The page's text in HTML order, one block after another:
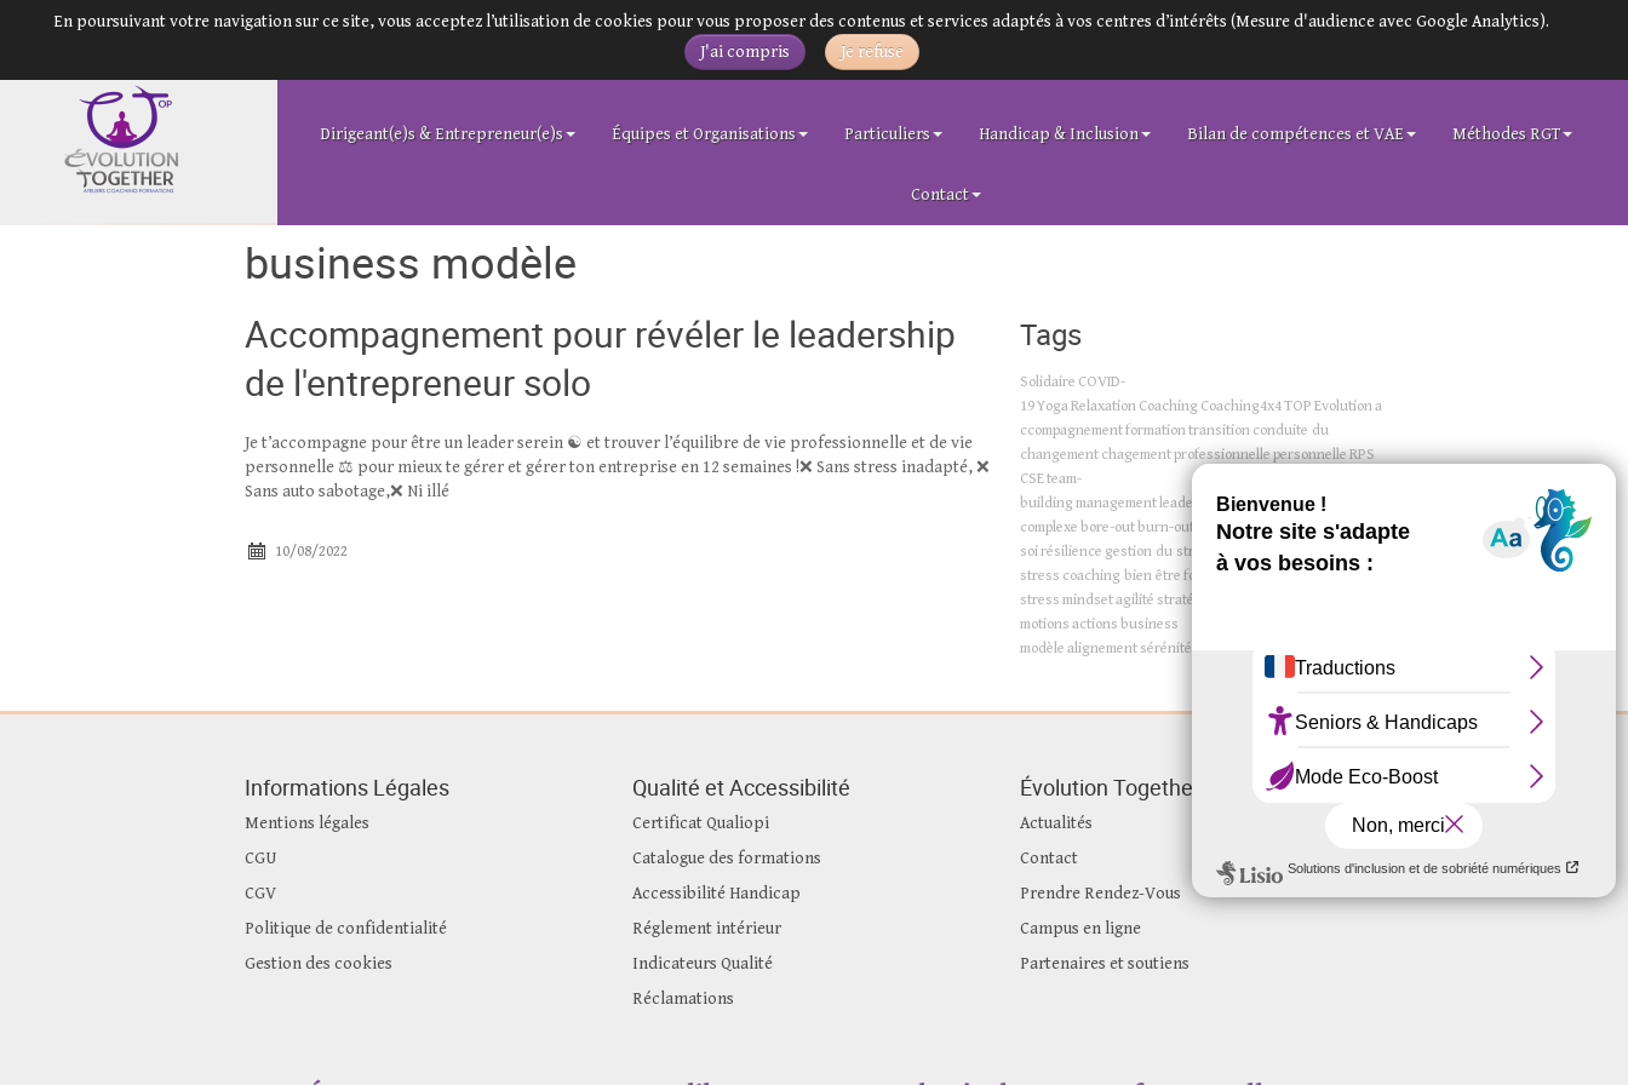
En poursuivant votre navigation sur ce site, vous acceptez l’utilisation de cookies pour vous proposer des contenus et services adaptés à vos centres d’intérêts (Mesure d'audience avec Google Analytics).
J'ai compris
Je refuse
Dirigeant(e)s & Entrepreneur(e)s Équipes et Organisations Particuliers Handicap & Inclusion Bilan de compétences et VAE Méthodes RGT
Contact
business modèle
Accompagnement pour révéler le leadership
de l'entrepreneur solo
Je t’accompagne pour être un leader serein ☯️ et trouver l’équilibre de vie professionnelle et de vie
personnelle ⚖ pour mieux te gérer et gérer ton entreprise en 12 semaines !❌ Sans stress inadapté, ❌
Sans auto sabotage,❌ Ni illé
10/08/2022
Tags
Solidaire COVID-
19YogaRelaxation Coaching Coaching4x4TOP Evolutiona
ccompagnementformationtransition conduite du
changement chagementprofessionnellepersonnelleRPS
CSEteam-
building managementleadershipstressenvironnement
complexe bore-outburn-out préventionleader de
soirésilience gestion du stress comprendre
coaching
stress coaching bien être formation stress atelier
stress mindsetagilité stratégies
motions actions business
modèle alignement sérénité
Informations Légales
Mentions légales
CGU
CGV
Politique de confidentialité
Gestion des cookies
Qualité et Accessibilité
Certificat Qualiopi
Catalogue des formations
Accessibilité Handicap
Réglement intérieur
Indicateurs Qualité
Réclamations
Évolution Together
Actualités
Contact
Prendre Rendez-Vous
Campus en ligne
Partenaires et soutiens